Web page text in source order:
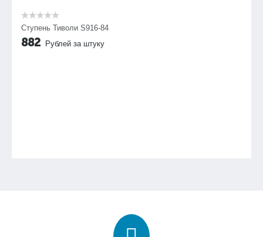
Ступень Тиволи S916-84
882 Рублей за штуку